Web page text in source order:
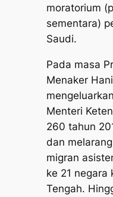
moratorium
sementara)
Saudi.
Pada masa
Menaker
Menteri
260 tahun
dan
migran
ke 21 negara
Tengah.